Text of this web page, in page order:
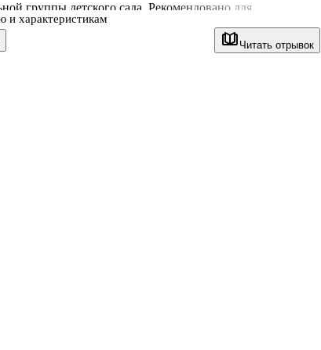
Читать отрывок
группы детского сада. Рекомендовано для
сада и родителей.
и характеристикам